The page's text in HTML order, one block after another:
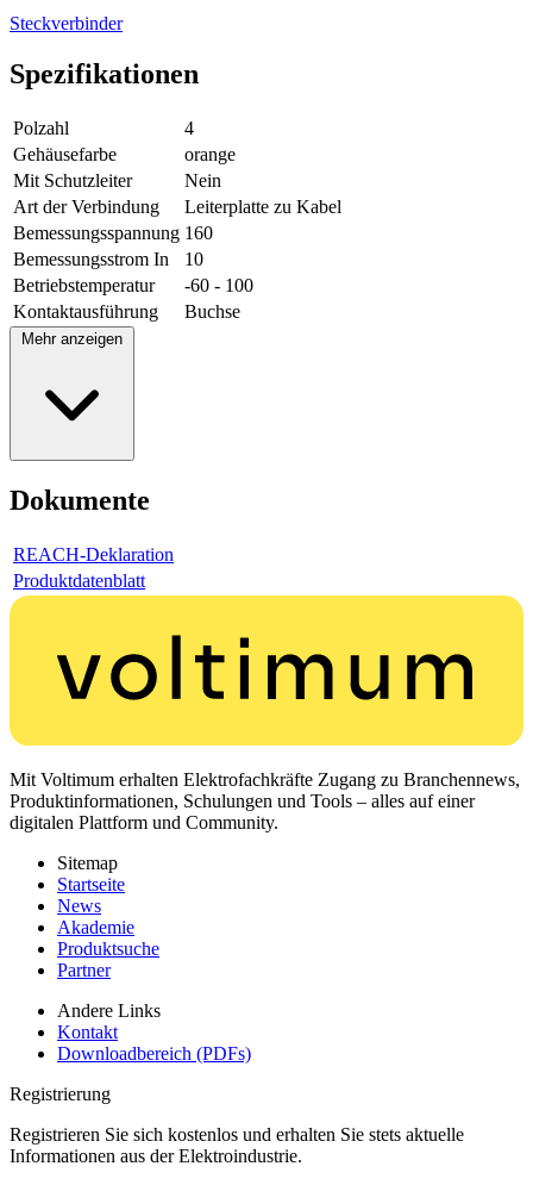
Steckverbinder
Spezifikationen
Polzahl
4
Gehäusefarbe
orange
Mit Schutzleiter
Nein
Art der Verbindung
Leiterplatte zu Kabel
Bemessungsspannung 160
Bemessungsstrom In
10
Betriebstemperatur
-60 - 100
Kontaktausführung
Buchse
Mehr anzeigen
Dokumente
REACH-Deklaration
Produktdatenblatt
Mit Voltimum erhalten Elektrofachkräfte Zugang zu Branchennews,
Produktinformationen, Schulungen und Tools – alles auf einer
digitalen Plattform und Community.
Sitemap
Startseite
News
Akademie
Produktsuche
Partner
Andere Links
Kontakt
Downloadbereich (PDFs)
Registrierung
Registrieren Sie sich kostenlos und erhalten Sie stets aktuelle
Informationen aus der Elektroindustrie.